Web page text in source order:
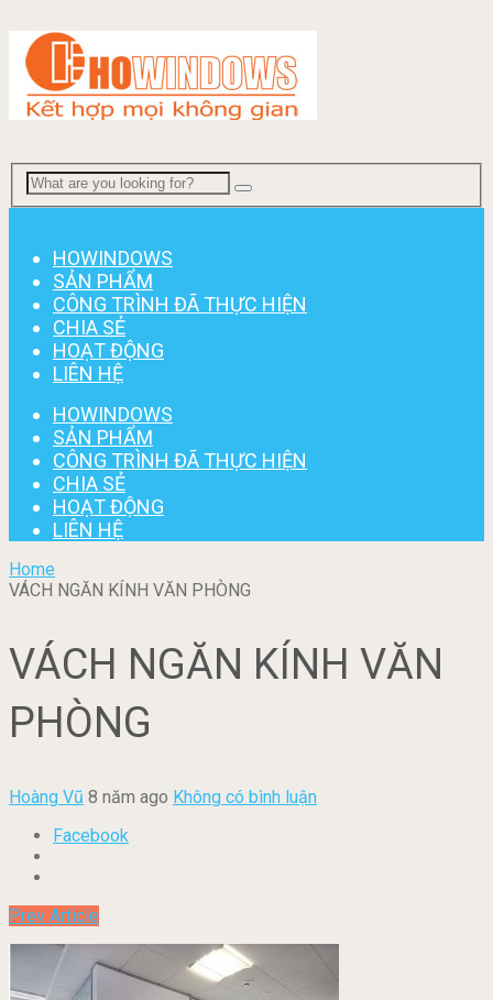
HOWINDOWS
SẢN PHẨM
CÔNG TRÌNH ĐÃ THỰC HIỆN
CHIA SẺ
HOẠT ĐỘNG
LIÊN HỆ
HOWINDOWS
SẢN PHẨM
CÔNG TRÌNH ĐÃ THỰC HIỆN
CHIA SẺ
HOẠT ĐỘNG
LIÊN HỆ
Home
VÁCH NGĂN KÍNH VĂN PHÒNG
VÁCH NGĂN KÍNH VĂN
PHÒNG
Hoàng Vũ 8 năm ago Không có bình luận
Facebook
Prev Article